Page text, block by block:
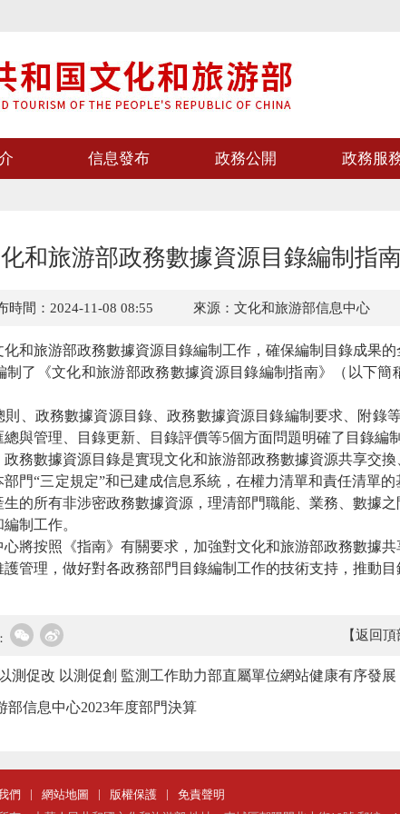
信息發布 政務公開 政務服
化和旅游部政務數據資源目錄編制指
時間：2024-11-08 08:55 來源：文化和旅游部信息中心
旅游部政務數據資源目錄編制工作，確保編制目錄成果的
制了《文化和旅游部政務數據資源目錄編制指南》（以下簡
政務數據資源目錄、政務數據資源目錄編制要求、附錄
與管理、目錄更新、目錄評價等5個方面問題明確了目錄編
數據資源目錄是實現文化和旅游部政務數據資源共享交換
門“三定規定”和已建成信息系統，在權力清單和責任清單
的所有非涉密政務數據資源，理清部門職能、業務、數據之
制工作。
按照《指南》有關要求，加強對文化和旅游部政務數據共
管理，做好對各政務部門目錄編制工作的技術支持，推動
【返回頂
測促改 以測促創 監測工作助力部直屬單位網站健康有序發展
部信息中心2023年度部門決算